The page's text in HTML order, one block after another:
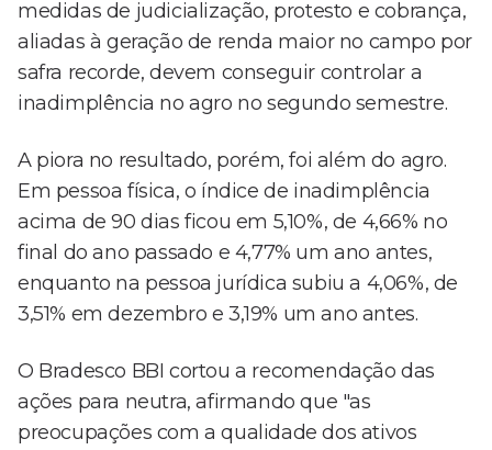
medidas de judicialização, protesto e cobrança,
aliadas à geração de renda maior no campo por
safra recorde, devem conseguir controlar a
inadimplência no agro no segundo semestre.
A piora no resultado, porém, foi além do agro.
Em pessoa física, o índice de inadimplência
acima de 90 dias ficou em 5,10%, de 4,66% no
final do ano passado e 4,77% um ano antes,
enquanto na pessoa jurídica subiu a 4,06%, de
3,51% em dezembro e 3,19% um ano antes.
O Bradesco BBI cortou a recomendação das
ações para neutra, afirmando que "as
preocupações com a qualidade dos ativos